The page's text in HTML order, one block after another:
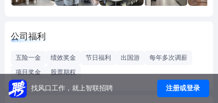
良好的信誉。
钢集团、中国大唐集团、中国华电集团、中国华能集团、中
国电能集团、中国国电集团、中海油天津公司、天津水务集
公司福利
五险一金 绩效奖金 节日福利 出国游
每年多次调薪
项目奖金
股票期权
找风口工作，就上智联招聘 注册或登录